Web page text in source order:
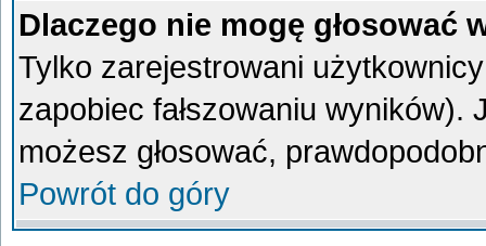
Dlaczego nie mogę głosować
Tylko zarejestrowani
zapobiec fałszowaniu wyników).
możesz głosować,
Powrót do góry